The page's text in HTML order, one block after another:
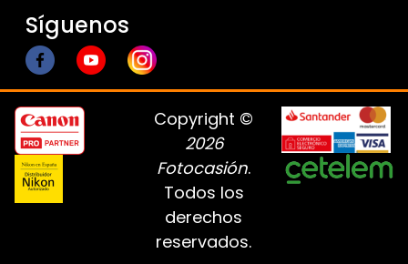
Síguenos
Copyright ©
2026
Fotocasión.
Todos los
derechos
reservados.